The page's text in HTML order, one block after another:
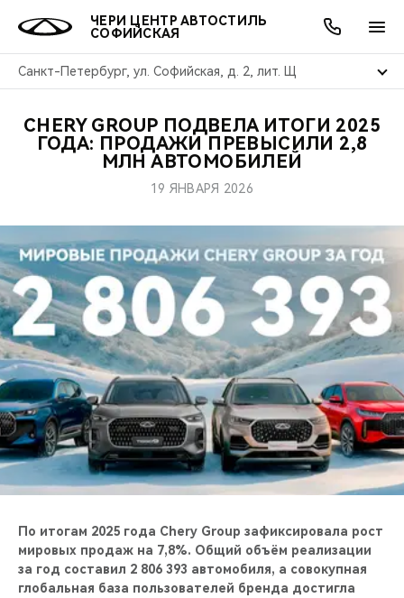
ЧЕРИ ЦЕНТР АВТОСТИЛЬ
СОФИЙСКАЯ
Санкт-Петербург, ул. Софийская, д. 2, лит. Щ
МОДЕЛИ
СЕДАНЫ
НОВИНКИ
ПОКУПАТЕЛЯМ
ВЛАДЕЛЬЦАМ
ПОДДЕРЖКА
CHERY CONNECT
МИР CHERY
CHERY В СОЦСЕТЯХ
ЛЮДИ CHERY
БЛАГОТВОРИТЕЛЬНОСТЬ
CHERY REMOTE
CHERY И СПОРТ
НАШИ МЕРОПРИЯТИЯ
CHERY ДЛЯ ДЕТЕЙ
АКЦИИ
ОНЛАЙН СЕРВИСЫ
О КОМПАНИИ
CHERY GROUP ПОДВЕЛА ИТОГИ 2025
ГОДА: ПРОДАЖИ ПРЕВЫСИЛИ 2,8
МЛН АВТОМОБИЛЕЙ
19 ЯНВАРЯ 2026
По итогам 2025 года Chery Group зафиксировала рост
мировых продаж на 7,8%. Общий объём реализации
за год составил 2 806 393 автомобиля, а совокупная
глобальная база пользователей бренда достигла